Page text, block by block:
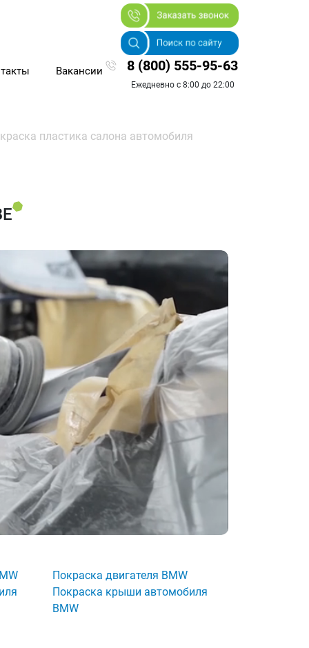
Вакансии 8 (800) 555-95-63
Ежедневно с 8:00 до 22:00
пластика салона автомобиля
Покраска двигателя BMW
Покраска крыши автомобиля
BMW